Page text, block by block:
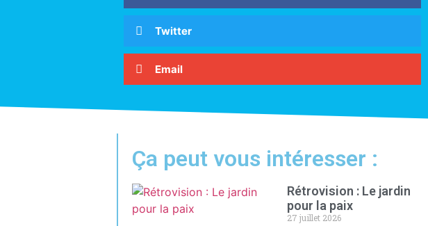
Twitter
Email
Ça peut vous intéresser :
Rétrovision : Le jardin
pour la paix
27 juillet 2026